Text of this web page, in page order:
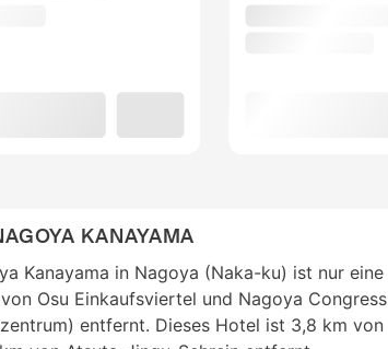
KANAYAMA
Kanayama in Nagoya (Naka-ku) ist nur eine
Osu Einkaufsviertel und Nagoya Congress
entfernt. Dieses Hotel ist 3,8 km von